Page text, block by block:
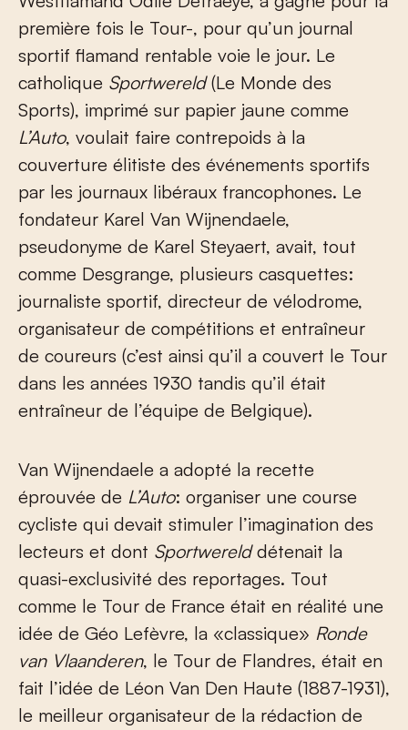
première fois le Tour-, pour qu’un journal
sportif flamand rentable voie le jour. Le
catholique Sportwereld(Le Monde des
Sports), imprimé sur papier jaune comme
L’Auto, voulait faire contrepoids à la
couverture élitiste des événements sportifs
par les journaux libéraux francophones. Le
fondateur Karel Van Wijnendaele,
pseudonyme de Karel Steyaert, avait, tout
comme Desgrange, plusieurs casquettes:
journaliste sportif, directeur de vélodrome,
organisateur de compétitions et entraîneur
de coureurs (c’est ainsi qu’il a couvert le Tour
dans les années 1930 tandis qu’il était
entraîneur de l’équipe de Belgique).
Van Wijnendaele a adopté la recette
éprouvée de L’Auto: organiser une course
cycliste qui devait stimuler l’imagination des
lecteurs et dont Sportwerelddétenait la
quasi-exclusivité des reportages. Tout
comme le Tour de France était en réalité une
idée de Géo Lefèvre, la «classique» Ronde
van Vlaanderen, le Tour de Flandres, était en
fait l’idée de Léon Van Den Haute (1887-1931),
le meilleur organisateur de la rédaction de